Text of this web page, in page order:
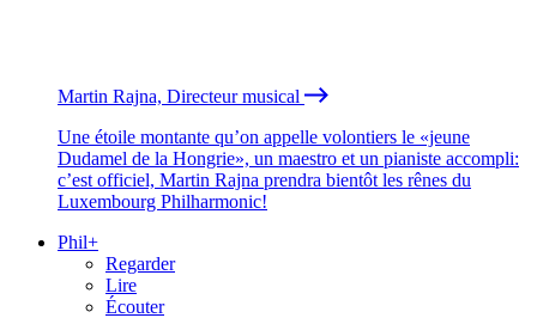
Martin Rajna, Directeur musical
Une étoile montante qu’on appelle volontiers le «jeune
Dudamel de la Hongrie», un maestro et un pianiste accompli:
c’est officiel, Martin Rajna prendra bientôt les rênes du
Luxembourg Philharmonic!
Phil+
Regarder
Lire
Écouter